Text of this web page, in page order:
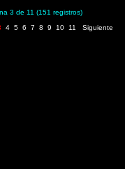
3 de 11 (151 registros)
4 5 6 7 8 9 10 11 Siguiente